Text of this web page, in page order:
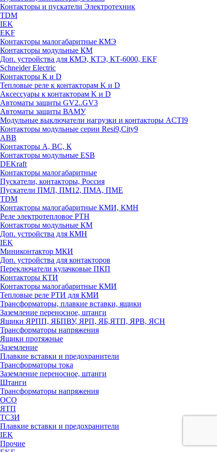
Контакторы и пускатели Электротехник
TDM
IEK
EKF
Контакторы малогабаритные КМЭ
Контакторы модульные КМ
Доп. устройства для КМЭ, КТЭ, КТ-6000, EKF
Schneider Electric
Контакторы К и D
Тепловые реле к контакторам K и D
Аксессуары к контакторам K и D
Автоматы защиты GV2..GV3
Автоматы защиты ВАМУ
Модульные выключатели нагрузки и контакторы ACTI9
Контакторы модульные серии Resi9,City9
ABB
Контакторы А, ВС, К
Контакторы модульные ESB
DEKraft
Контакторы малогабаритные
Пускатели, контакторы, Россия
Пускатели ПМЛ, ПМ12, ПМА, ПМЕ
TDM
Контакторы малогабаритные КМИ, КМН
Реле электротепловое РТН
Контакторы модульные КМ
Доп. устройства для КМН
IEK
Миниконтактор МКИ
Доп. устройства для контакторов
Переключатели кулачковые ПКП
Контакторы КТИ
Контакторы малогабаритные КМИ
Тепловые реле РTИ для КМИ
Трансформаторы, плавкие вставки, ящики
Заземление переносное, штанги
Ящики ЯРПП, ЯБПВУ, ЯРП, ЯБ,ЯТП, ЯРВ, ЯСН
Трансформаторы напряжения
Ящики протяжные
Заземление
Плавкие вставки и предохранители
Трансформаторы тока
Заземление переносное, штанги
Штанги
Трансформаторы напряжения
ОСО
ЯТП
ТСЗИ
Плавкие вставки и предохранители
IEK
Прочие